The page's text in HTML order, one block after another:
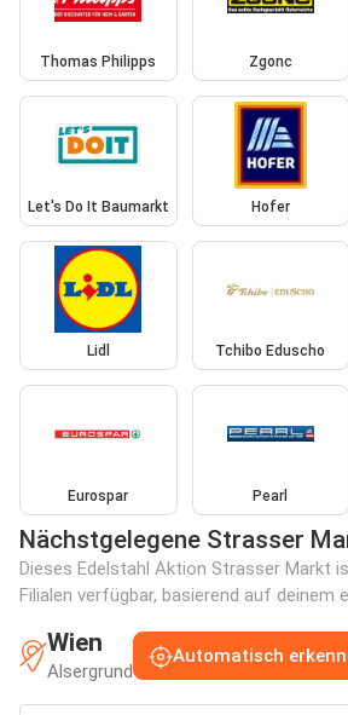
Thomas Philipps Zgonc
Let's Do It Baumarkt Hofer
Lidl Tchibo Eduscho
Eurospar Pearl
Nächstgelegene Strasser
Dieses Edelstahl Aktion Strasser Markt
Filialen verfügbar, basierend auf deinem
Wien
Alsergrund
Automatisch